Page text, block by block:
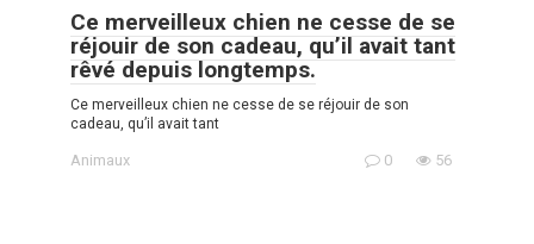
Ce merveilleux chien ne cesse de se
réjouir de son cadeau, qu’il avait tant
rêvé depuis longtemps.
Ce merveilleux chien ne cesse de se réjouir de son
cadeau, qu’il avait tant
Animaux 0 56